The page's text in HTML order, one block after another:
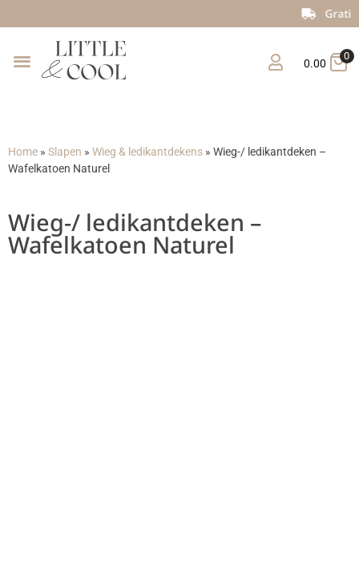
Gratis verzending vanaf €150
0.00
0
Home » Slapen » Wieg & ledikantdekens » Wieg-/ ledikantdeken –
Wafelkatoen Naturel
Wieg-/ ledikantdeken –
Wafelkatoen Naturel